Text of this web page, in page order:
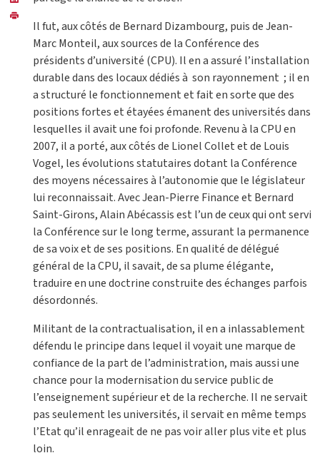
Il fut, aux côtés de Bernard Dizambourg, puis de Jean-
Marc Monteil, aux sources de la Conférence des
présidents d’université (CPU). Il en a assuré l’installation
durable dans des locaux dédiés à son rayonnement ; il en
a structuré le fonctionnement et fait en sorte que des
positions fortes et étayées émanent des universités dans
lesquelles il avait une foi profonde. Revenu à la CPU en
2007, il a porté, aux côtés de Lionel Collet et de Louis
Vogel, les évolutions statutaires dotant la Conférence
des moyens nécessaires à l’autonomie que le législateur
lui reconnaissait. Avec Jean-Pierre Finance et Bernard
Saint-Girons, Alain Abécassis est l’un de ceux qui ont servi
la Conférence sur le long terme, assurant la permanence
de sa voix et de ses positions. En qualité de délégué
général de la CPU, il savait, de sa plume élégante,
traduire en une doctrine construite des échanges parfois
désordonnés.
Militant de la contractualisation, il en a inlassablement
défendu le principe dans lequel il voyait une marque de
confiance de la part de l’administration, mais aussi une
chance pour la modernisation du service public de
l’enseignement supérieur et de la recherche. Il ne servait
pas seulement les universités, il servait en même temps
l’Etat qu’il enrageait de ne pas voir aller plus vite et plus
loin.